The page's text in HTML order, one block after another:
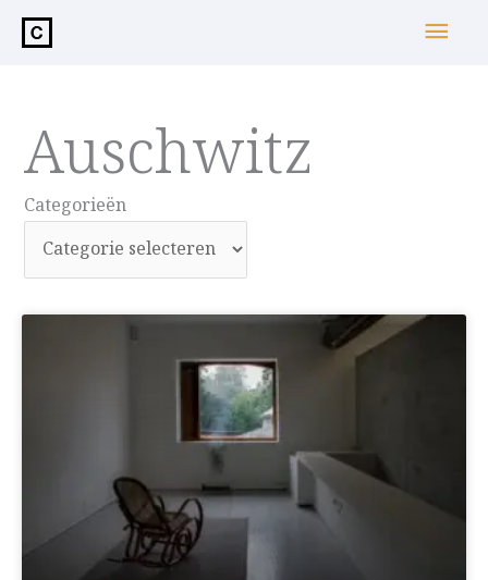
inhoud
Auschwitz
Categorieën
Categorieën